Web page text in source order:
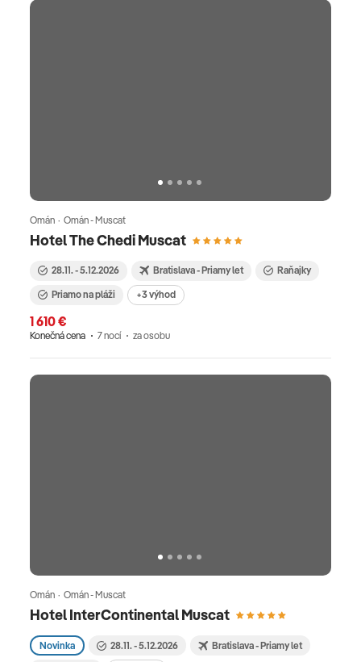
Hotel The Chedi Muscat
Omán · Omán - Muscat
28.11. - 5.12.2026 Bratislava - Priamy let
Raňajky
Priamo na pláži
+3 výhod
1 610 €
Konečná cena 7 nocí za osobu
Hotel InterContinental Muscat
Omán · Omán - Muscat
Novinka 28.11. - 5.12.2026 Bratislava - Priamy let